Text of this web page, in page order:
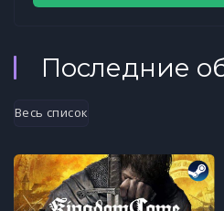
Последние
Весь список